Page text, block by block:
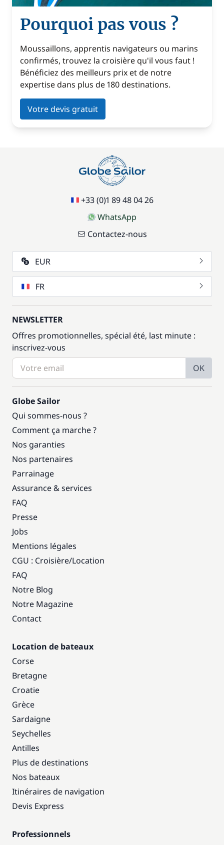
Pourquoi pas vous ?
Moussaillons, apprentis navigateurs ou marins
confirmés, trouvez la croisière qu'il vous faut !
Bénéficiez des meilleurs prix et de notre
expertise dans plus de 180 destinations.
Votre devis gratuit
+33 (0)1 89 48 04 26
WhatsApp
Contactez-nous
EUR
FR
NEWSLETTER
Offres promotionnelles, spécial été, last minute :
inscrivez-vous
OK
Globe Sailor
Qui sommes-nous ?
Comment ça marche ?
Nos garanties
Nos partenaires
Parrainage
Assurance & services
FAQ
Presse
Jobs
Mentions légales
CGU : Croisière/Location
FAQ
Notre Blog
Notre Magazine
Contact
Location de bateaux
Corse
Bretagne
Croatie
Grèce
Sardaigne
Seychelles
Antilles
Plus de destinations
Nos bateaux
Itinéraires de navigation
Devis Express
Professionnels